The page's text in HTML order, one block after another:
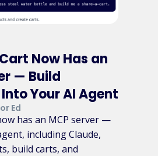
Now Has an
— Build
Your AI Agent
Ed
has an MCP server —
including Claude,
build carts, and